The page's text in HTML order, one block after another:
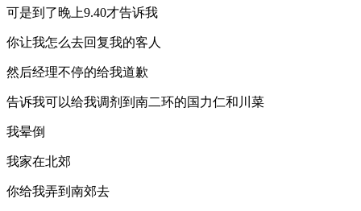
可是到了晚上9.40才告诉我
你让我怎么去回复我的客人
然后经理不停的给我道歉
告诉我可以给我调剂到南二环的国力仁和川菜
我晕倒
我家在北郊
你给我弄到南郊去